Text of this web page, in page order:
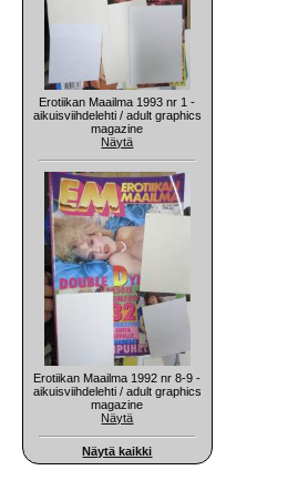
Erotiikan Maailma 1993 nr 1 -
aikuisviihdelehti / adult graphics
magazine
Näytä
Erotiikan Maailma 1992 nr 8-9 -
aikuisviihdelehti / adult graphics
magazine
Näytä
Näytä kaikki